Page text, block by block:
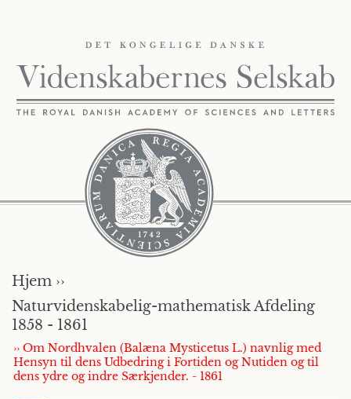
Hjem ››
Naturvidenskabelig-mathematisk Afdeling
1858 - 1861
›› Om Nordhvalen (Balæna Mysticetus L.) navnlig med
Hensyn til dens Udbedring i Fortiden og Nutiden og til
dens ydre og indre Særkjender. - 1861